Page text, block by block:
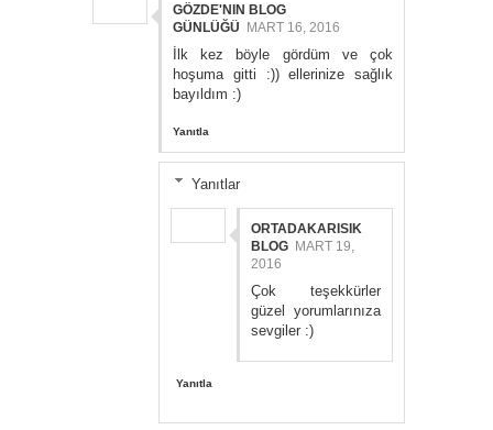
GÖZDE'NIN BLOG
GÜNLÜĞÜ MART 16, 2016
İlk kez böyle gördüm ve çok
hoşuma gitti :)) ellerinize sağlık
bayıldım :)
Yanıtla
Yanıtlar
ORTADAKARISIK
BLOG MART 19,
2016
Çok teşekkürler
güzel yorumlarınıza
sevgiler :)
Yanıtla